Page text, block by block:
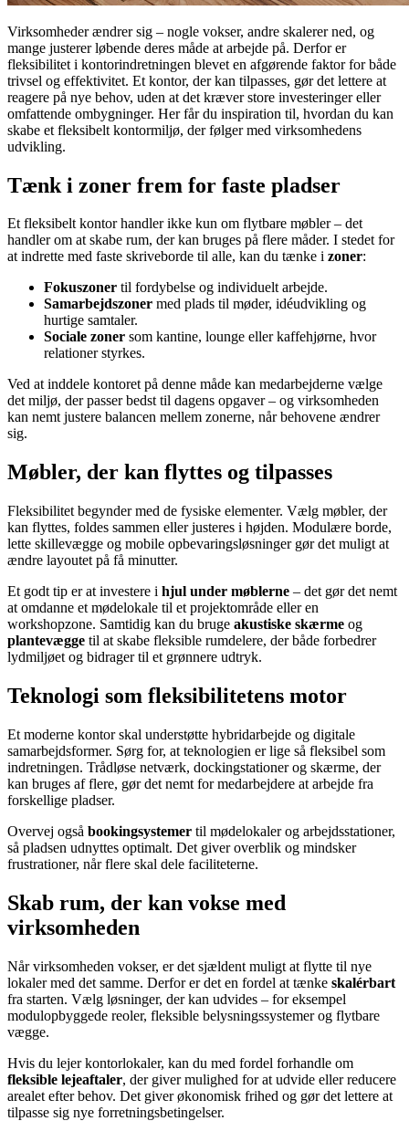
Virksomheder ændrer sig – nogle vokser, andre skalerer ned, og
mange justerer løbende deres måde at arbejde på. Derfor er
fleksibilitet i kontorindretningen blevet en afgørende faktor for både
trivsel og effektivitet. Et kontor, der kan tilpasses, gør det lettere at
reagere på nye behov, uden at det kræver store investeringer eller
omfattende ombygninger. Her får du inspiration til, hvordan du kan
skabe et fleksibelt kontormiljø, der følger med virksomhedens
udvikling.
Tænk i zoner frem for faste pladser
Et fleksibelt kontor handler ikke kun om flytbare møbler – det
handler om at skabe rum, der kan bruges på flere måder. I stedet for
at indrette med faste skriveborde til alle, kan du tænke i zoner:
Fokuszoner til fordybelse og individuelt arbejde.
Samarbejdszoner med plads til møder, idéudvikling og
hurtige samtaler.
Sociale zoner som kantine, lounge eller kaffehjørne, hvor
relationer styrkes.
Ved at inddele kontoret på denne måde kan medarbejderne vælge
det miljø, der passer bedst til dagens opgaver – og virksomheden
kan nemt justere balancen mellem zonerne, når behovene ændrer
sig.
Møbler, der kan flyttes og tilpasses
Fleksibilitet begynder med de fysiske elementer. Vælg møbler, der
kan flyttes, foldes sammen eller justeres i højden. Modulære borde,
lette skillevægge og mobile opbevaringsløsninger gør det muligt at
ændre layoutet på få minutter.
Et godt tip er at investere i hjul under møblerne – det gør det nemt
at omdanne et mødelokale til et projektområde eller en
workshopzone. Samtidig kan du bruge akustiske skærme og
plantevægge til at skabe fleksible rumdelere, der både forbedrer
lydmiljøet og bidrager til et grønnere udtryk.
Teknologi som fleksibilitetens motor
Et moderne kontor skal understøtte hybridarbejde og digitale
samarbejdsformer. Sørg for, at teknologien er lige så fleksibel som
indretningen. Trådløse netværk, dockingstationer og skærme, der
kan bruges af flere, gør det nemt for medarbejdere at arbejde fra
forskellige pladser.
Overvej også bookingsystemer til mødelokaler og arbejdsstationer,
så pladsen udnyttes optimalt. Det giver overblik og mindsker
frustrationer, når flere skal dele faciliteterne.
Skab rum, der kan vokse med
virksomheden
Når virksomheden vokser, er det sjældent muligt at flytte til nye
lokaler med det samme. Derfor er det en fordel at tænke skalérbart
fra starten. Vælg løsninger, der kan udvides – for eksempel
modulopbyggede reoler, fleksible belysningssystemer og flytbare
vægge.
Hvis du lejer kontorlokaler, kan du med fordel forhandle om
fleksible lejeaftaler, der giver mulighed for at udvide eller reducere
arealet efter behov. Det giver økonomisk frihed og gør det lettere at
tilpasse sig nye forretningsbetingelser.